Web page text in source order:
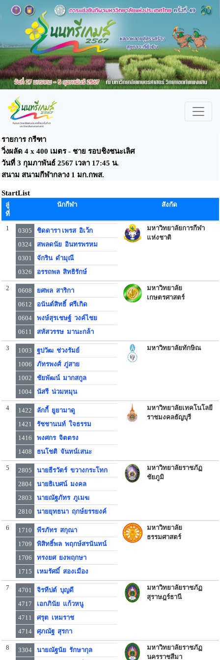
รายการ กรีฑา
วิ่งผลัด 4 x 400 เมตร - ชาย รอบชิงชนะเลิศ
วันที่ 3 กุมภาพันธ์ 2567 เวลา 17:45 น.
สนาม สนามกีฬากลาง 1 มก.กพส.
StartList
ลู่
ที่
นักกีฬา สังกัด
1 0305
ชิดดารา เพรส อิเว้ก
0324
สพลดนัย อินทรพรหม
0301
จักริน ดำมุณี
0326
อรรถพล สิทธิรักษ์
มหาวิทยาลัยการกีฬา
แห่งชาติ
2 0608
ยศพล สาริกา
0612
อนันต์สิทธิ์ ศรีเกิด
0604
พงษ์สุรเชษฐ์ วงค์ไชย
0611
สหัสวรรษ มานะกล้า
มหาวิทยาลัย
เกษตรศาสตร์
3 1003
ฐปวัฒ ช่วงรัมย์
1006
ภัทรพงศ์ ภู่สาย
1002
ชัยพัฒน์ มากสกูล
1004
นัสรี น่วมหมุน
มหาวิทยาลัยทักษิณ
4 1422
ลักกี้ ยูยามาดู
1421
รัชชานนท์ ใจธรรม
1416
พงศกร จิตตรง
1408
ธนโชติ จันทน์เสนะ
มหาวิทยาลัยเทคโนโลยี
ราชมงคลธัญบุรี
5 2805
นายธีรวัตร์ ขวางกระโทก
2804
นายธิเบศน์ มงคล
2803
นายณัฐภัทร ภูเมฆ
2810
นายยุทธนา ฤกษ์ยรรยงค์
มหาวิทยาลัยราชภัฏ
ชัยภูมิ
6 1710
พีรภัทร สกุณา
1709
พิสิทธิ์พล พฤกษ์สรนันทน์
1706
ทรงยศ ยงพฤกษา
1715
เหมรัศมิ์ สองเมือง
มหาวิทยาลัย
ธรรมศาสตร์
7 4701
จิรทีปต์ บุญดี
4717
เอกภินัย แก้วหนู
4711
ศรุต เหมราช
4714
ศุภณัฐ สุรกา
มหาวิทยาลัยราชภัฏ
สุราษฎร์ธานี
8 3304 นายณัฐนัย รักษากุล
มหาวิทยาลัยราชภัฏ
นครราชสีมา